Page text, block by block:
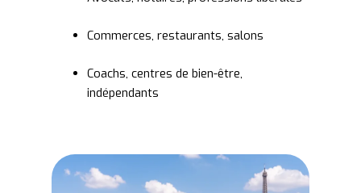
Commerces, restaurants, salons
Coachs, centres de bien-être,
indépendants